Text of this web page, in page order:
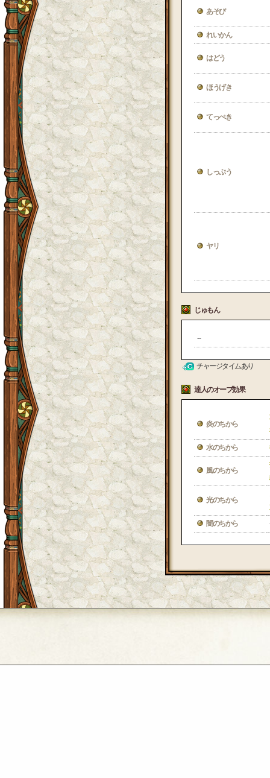
あそび
れいかん
はどう
ほうげき
てっぺき
しっぷう
ヤリ
じゅもん
--
チャージタイムあり
達人のオーブ効果
炎のちから
水のちから
風のちから
光のちから
闇のちから